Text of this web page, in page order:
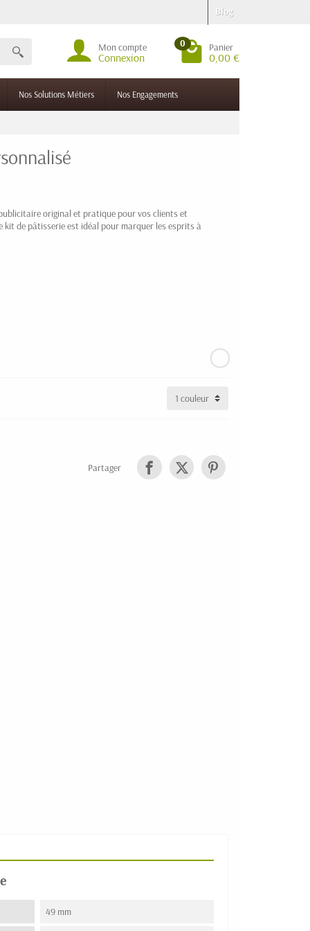
Blog
Mon compte
Connexion
0 Panier
0,00 €
Nos Solutions Métiers Nos Engagements
original et pratique pour vos clients et
de pâtisserie est idéal pour marquer les esprits à
Partager
49 mm